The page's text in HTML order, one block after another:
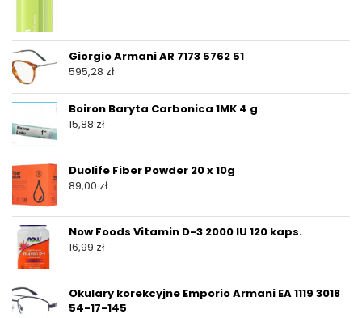
Giorgio Armani AR 7173 5762 51
595,28 zł
Boiron Baryta Carbonica 1MK 4 g
15,88 zł
Duolife Fiber Powder 20 x 10g
89,00 zł
Now Foods Vitamin D-3 2000 IU 120 kaps.
16,99 zł
Okulary korekcyjne Emporio Armani EA 1119 3018
54-17-145